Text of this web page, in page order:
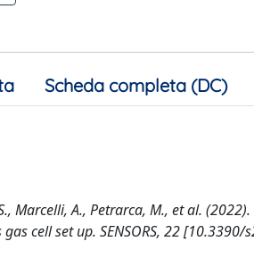
Scheda completa (DC)
Marcelli, A., Petrarca, M., et al.
cell set up. SENSORS, 22 [10.3390/